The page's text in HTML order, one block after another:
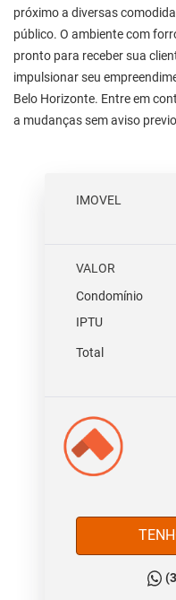
próximo a diversas
público. O ambiente com
pronto para receber sua
impulsionar seu
Belo Horizonte. Entre em
a mudanças sem aviso
IMOVEL
VALOR
Condomínio
IPTU
Total